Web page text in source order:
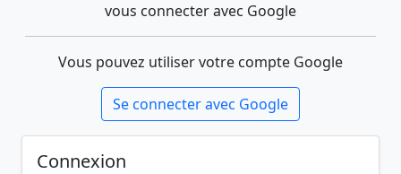
vous connecter avec Google
Vous pouvez utiliser votre compte Google
Se connecter avec Google
Connexion